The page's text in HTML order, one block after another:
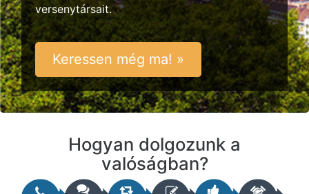
versenytársait.
Keressen még ma! »
Hogyan dolgozunk a
valóságban?